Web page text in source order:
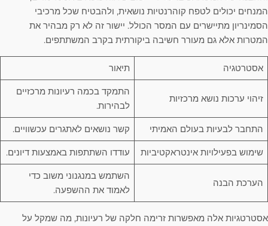
המנחים יכולים לטפח קוהרנטיות נושאית, ולהבטיח שכל מרכיבי
הסמינריון מתיישרים עם המסר הכולל. יישור זה לא רק מבהיר את
המטרות אלא גם מעורר חשיבה ביקורתית בקרב המשתתפים.
אסטרטגיה תיאור
זיהוי ערכות נושא מרכזיות
התמקד בכמה רעיונות מרכזיים
לבהירות.
התחבר לבעיות בעולם האמיתי קשר נושאים לאתגרים עכשוויים.
שימוש בפעילויות אינטראקטיביות עודדו השתתפות באמצעות דיונים.
הערכת הבנה
השתמש במנגנוני משוב כדי
לאמוד את ההשפעה.
אסטרטגיות אלה מאפשרות זרימה חלקה של רעיונות, מה שמקל על